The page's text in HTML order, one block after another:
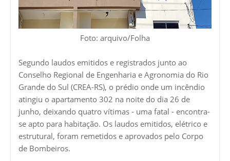
Foto: arquivo/Folha
Segundo laudos emitidos e registrados junto ao
Conselho Regional de Engenharia e Agronomia do Rio
Grande do Sul (CREA-RS), o prédio onde um incêndio
atingiu o apartamento 302 na noite do dia 26 de
junho, deixando quatro vítimas - uma fatal - encontra-
se apto para habitação. Os laudos emitidos, elétrico e
estrutural, foram remetidos e aprovados pelo Corpo
de Bombeiros.